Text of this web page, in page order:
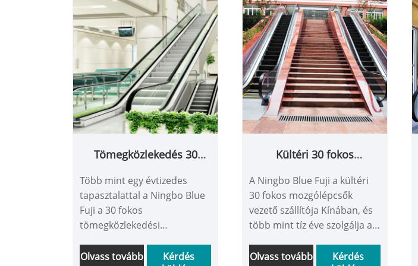
Európa. Biztos lehet benne,
hogy liftet vásárol a
gyárunkból, és a legjobb
értékesítés utáni
szolgáltatást és időben
történő kézbesítést kínáljuk
Önnek.
élvezetesebb vásárlási
élményben részesülhetnek.
Tömegközlekedés 30
Több mint egy évtizedes
tapasztalattal a Ningbo Blue
Fuji a 30 fokos
tömegközlekedési
szállítója Kínában.
Olvass tovább
Kérdés
Kültéri 30 fokos
A Ningbo Blue Fuji a kültéri
30 fokos mozgólépcsők
vezető szállítója Kínában, és
több mint tíz éve szolgálja az
hatékony, kényelmes, szép,
Olvass tovább
Kérdés